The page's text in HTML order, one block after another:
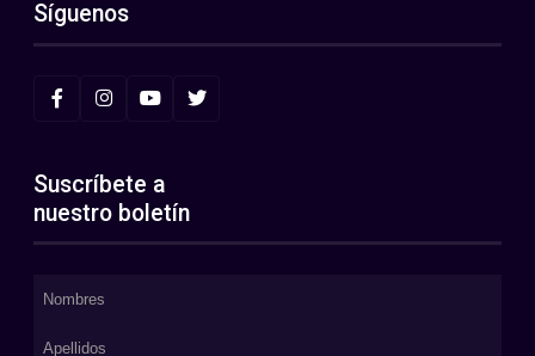
Síguenos
Suscríbete a
nuestro boletín